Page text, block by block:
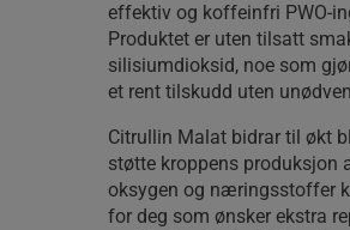
effektiv og koffeinfri PWO-
Produktet er uten tilsatt
silisiumdioksid, noe som
et rent tilskudd uten
Citrullin Malat bidrar til økt
støtte kroppens produksjon
oksygen og næringsstoffer
for deg som ønsker ekstra